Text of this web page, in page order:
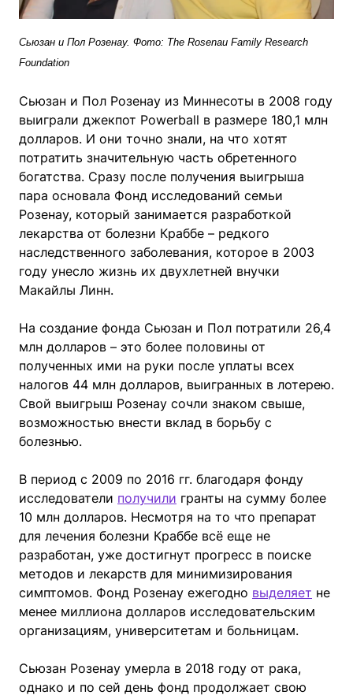
Сьюзан и Пол Розенау. Фото: The Rosenau Family Research
Foundation
Сьюзан и Пол Розенау из Миннесоты в 2008 году
выиграли джекпот Powerball в размере 180,1 млн
долларов. И они точно знали, на что хотят
потратить значительную часть обретенного
богатства. Сразу после получения выигрыша
пара основала Фонд исследований семьи
Розенау, который занимается разработкой
лекарства от болезни Краббе – редкого
наследственного заболевания, которое в 2003
году унесло жизнь их двухлетней внучки
Макайлы Линн.
На создание фонда Сьюзан и Пол потратили 26,4
млн долларов – это более половины от
полученных ими на руки после уплаты всех
налогов 44 млн долларов, выигранных в лотерею.
Свой выигрыш Розенау сочли знаком свыше,
возможностью внести вклад в борьбу с
болезнью.
В период с 2009 по 2016 гг. благодаря фонду
исследователи получили гранты на сумму более
10 млн долларов. Несмотря на то что препарат
для лечения болезни Краббе всё еще не
разработан, уже достигнут прогресс в поиске
методов и лекарств для минимизирования
симптомов. Фонд Розенау ежегодно выделяет не
менее миллиона долларов исследовательским
организациям, университетам и больницам.
Сьюзан Розенау умерла в 2018 году от рака,
однако и по сей день фонд продолжает свою